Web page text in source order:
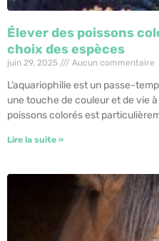
Élever des poissons
choix des espèces
juin 29, 2025 Aucun commentaire
L’aquariophilie est un passe-
une touche de couleur et de vie
poissons colorés est
Lire la suite »